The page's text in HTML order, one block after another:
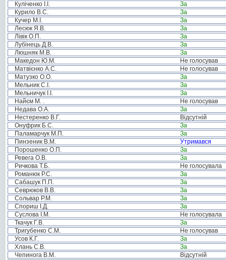
Куліченко І.І.
За
Курило В.С.
За
Кучер М.І.
За
Лесюк Я.В.
За
Лівік О.П.
За
Лубінець Д.В.
За
Люшняк М.В.
За
Македон Ю.М.
Не голосував
Матвієнко А.С.
Не голосував
Матузко О.О.
За
Мельник С.І.
За
Мельничук І.І.
За
Найєм М. .
Не голосував
Недава О.А.
За
Нестеренко В.Г.
Відсутній
Онуфрик Б.С.
За
Паламарчук М.П.
За
Пинзеник В.М.
Утримався
Порошенко О.П.
За
Ревега О.В.
За
Ричкова Т.Б.
Не голосувала
Романюк Р.С.
За
Сабашук П.П.
За
Севрюков В.В.
За
Сольвар Р.М.
За
Спориш І.Д.
За
Суслова І.М.
Не голосувала
Ткачук Г.В.
За
Тригубенко С.М.
Не голосував
Усов К.Г.
За
Хлань С.В.
За
Чепинога В.М.
Відсутній